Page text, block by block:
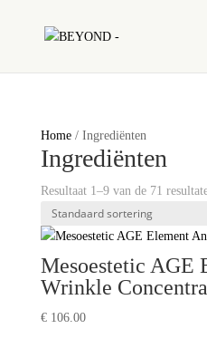
Home/ Ingrediënten
Ingrediënten
Resultaat 1–9 van de 71
Mesoestetic AGE
Wrinkle
€106.00